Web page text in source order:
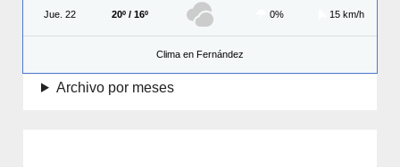
Jue. 22 20º / 16º 0% 15 km/h
Clima en Fernández
Archivo por meses